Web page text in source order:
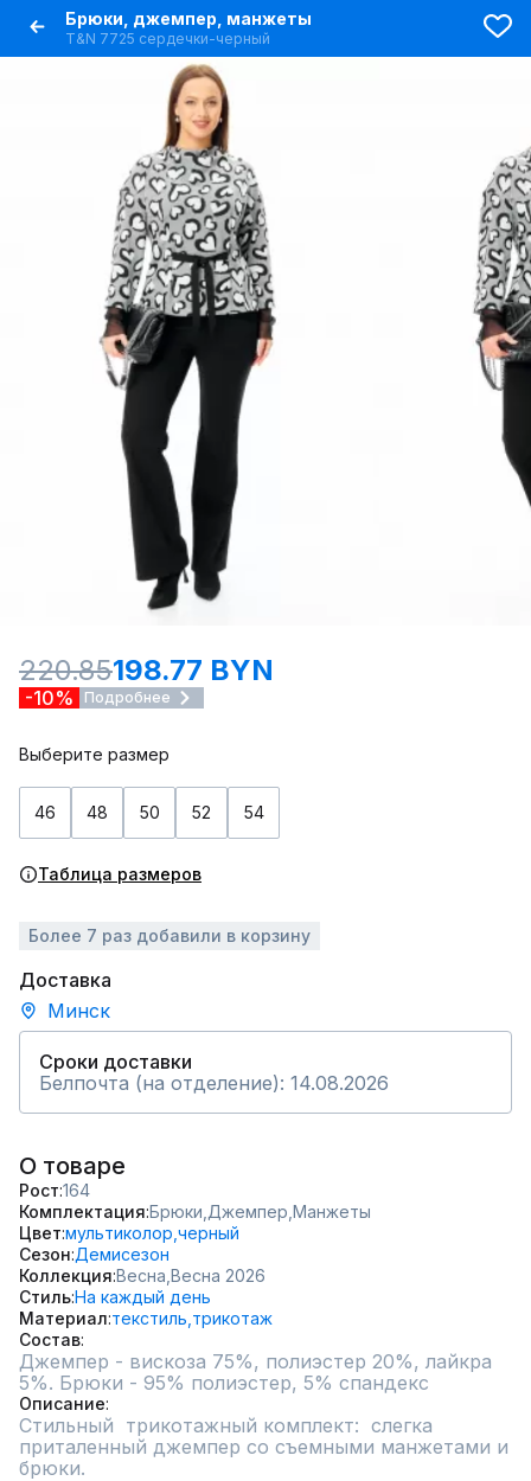
Брюки, джемпер, манжеты
T&N 7725 сердечки-черный
220.85198.77 BYN
-10% Подробнее
Выберите размер
46 48 50 52 54
Таблица размеров
Более 7 раз добавили в корзину
Доставка
Минск
Сроки доставки
Белпочта (на отделение): 14.08.2026
О товаре
Рост 164
Комплектация Брюки, Джемпер, Манжеты
Цвет мультиколор, черный
Сезон Демисезон
Коллекция Весна, Весна 2026
СтильНа каждый день
Материал текстиль, трикотаж
Состав
Джемпер - вискоза 75%, полиэстер 20%, лайкра
5%. Брюки - 95% полиэстер, 5% спандекс
Описание
Стильный  трикотажный комплект:  слегка
приталенный джемпер со съемными манжетами и
брюки.